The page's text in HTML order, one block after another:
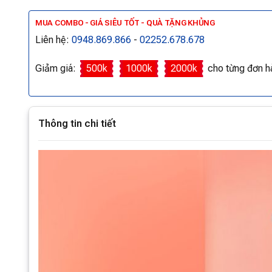
MUA COMBO - GIÁ SIÊU TỐT - QUÀ TẶNG KHỦNG
Liên hệ: 0948.869.866 - 02252.678.678
Giảm giá: 500k 1000k 2000k cho từng đơn
Thông tin chi tiết